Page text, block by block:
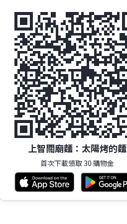
上智關廟麵：太陽烤的麵
首次下載領取 30 購物金